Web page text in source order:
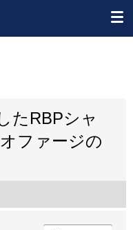
たRBPシャ
ファージの